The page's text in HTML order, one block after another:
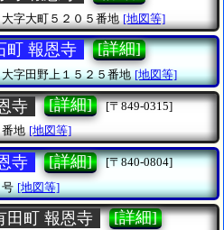
大字大町５２０５番地 [地図等]
町 報恩寺 [詳細]
大字田野上１５２５番地 [地図等]
寺 [詳細]
[〒849-0315]
地 [地図等]
寺 [詳細]
[〒840-0804]
[地図等]
田町 報恩寺 [詳細]